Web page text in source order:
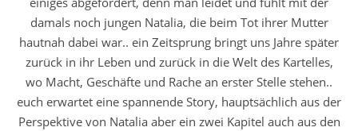
damals noch jungen Natalia, die beim Tot ihrer Mutter
hautnah dabei war.. ein Zeitsprung bringt uns Jahre später
zurück in ihr Leben und zurück in die Welt des Kartelles,
wo Macht, Geschäfte und Rache an erster Stelle stehen..
euch erwartet eine spannende Story, hauptsächlich aus der
Perspektive von Natalia aber ein zwei Kapitel auch aus den